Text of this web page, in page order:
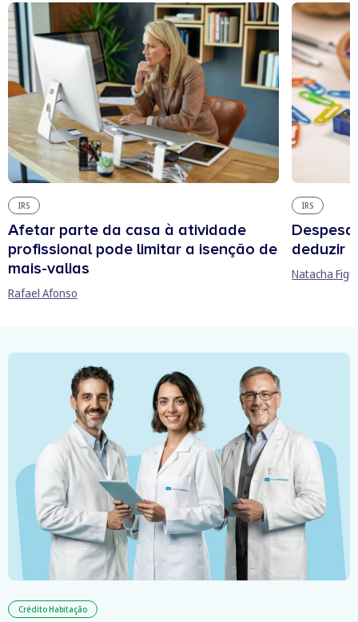
IRS
Afetar parte da casa à atividade
profissional pode limitar a isenção de
mais-valias
Rafael Afonso
IRS
deduzir
Natacha
Crédito Habitação